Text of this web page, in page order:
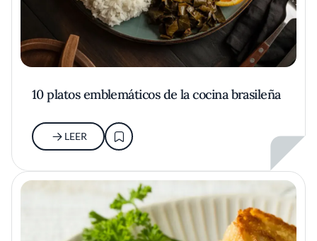
10 platos emblemáticos de la cocina brasileña
LEER